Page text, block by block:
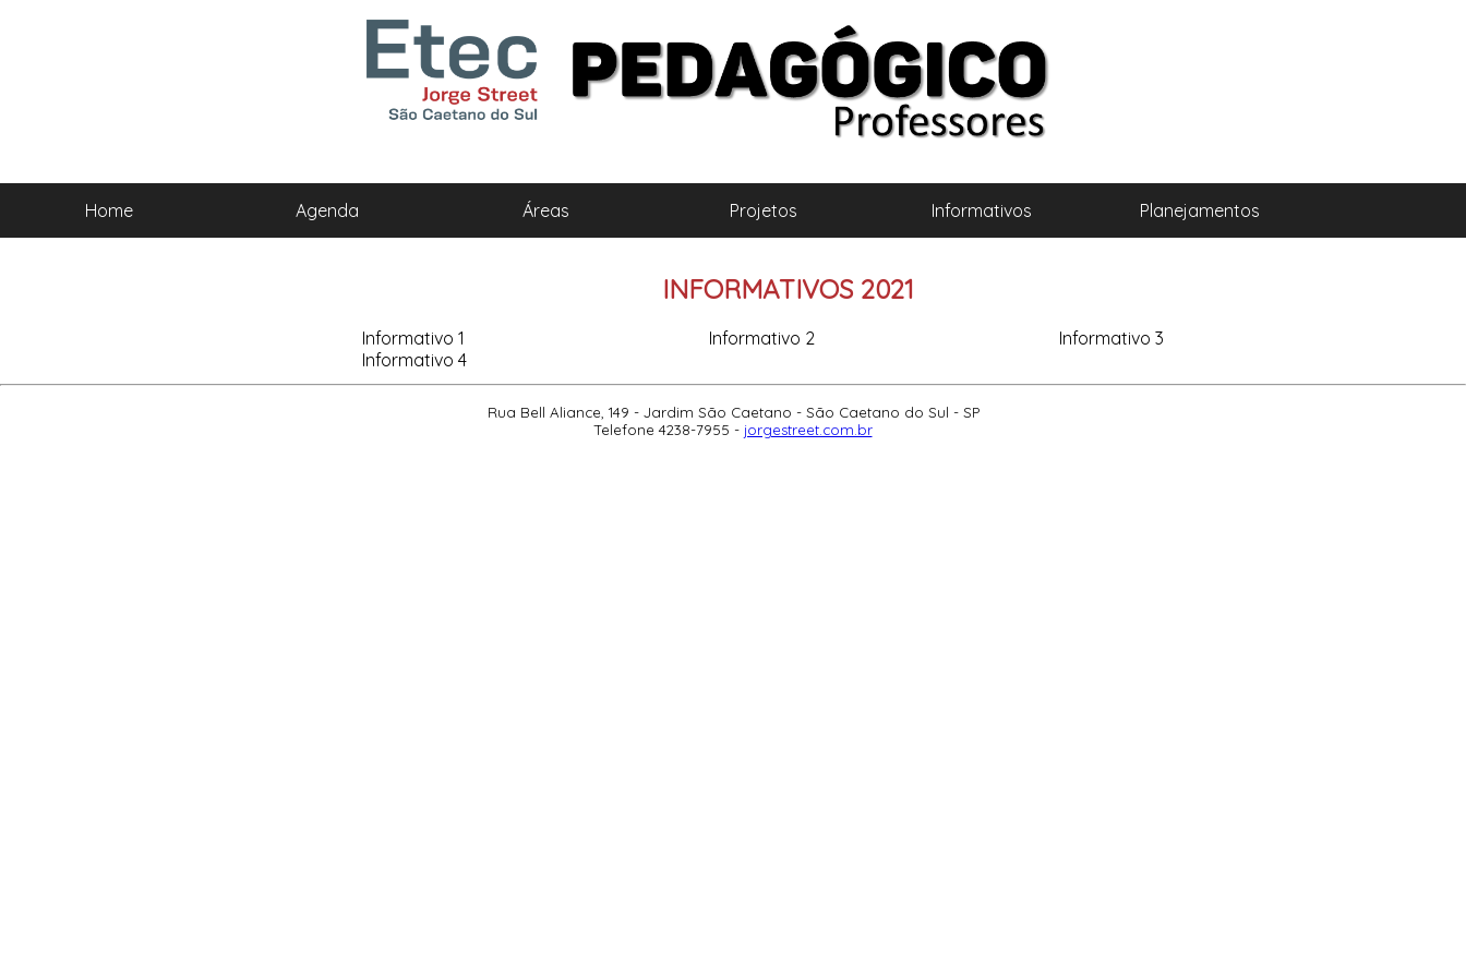
Home Agenda Áreas Projetos Informativos Planejamentos
INFORMATIVOS 2021
Informativo 1 Informativo 2
Informativo 3
Informativo 4
Rua Bell Aliance, 149 - Jardim São Caetano - São Caetano do Sul - SP
Telefone 4238-7955 - jorgestreet.com.br